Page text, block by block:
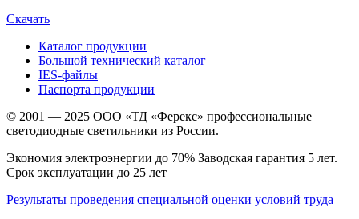
Скачать
Каталог продукции
Большой технический каталог
IES-файлы
Паспорта продукции
© 2001 — 2025 ООО «ТД «Ферекс» профессиональные
светодиодные светильники из России.
Экономия электроэнергии до 70% Заводская гарантия 5 лет.
Срок эксплуатации до 25 лет
Результаты проведения специальной оценки условий труда